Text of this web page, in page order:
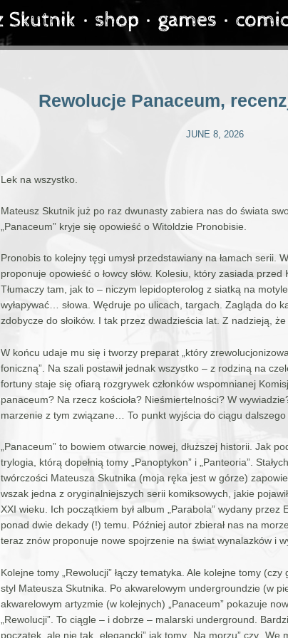
Rewolucje Panaceum,
JUNE 8, 2026
Lek na wszystko.
Mateusz Skutnik już po raz dwunasty zabiera nas do świata
„Panaceum” kryje się opowieść o Witoldzie Pronobisie.
Pronobis to kolejny tęgi umysł przedstawiany na łamach serii.
proponuje opowieść o łowcy słów. Kolesiu, który zasiada
Tłumaczy tam, jak to – niczym lepidopterolog z siatką na
wyłapywać… słowa. Wędruje po ulicach, targach. Zagląda do
zdobycze do słoików. I tak przez dwadzieścia lat. Z nadzieją,
W końcu udaje mu się i tworzy preparat „który
foniczną”. Na szali postawił jednak wszystko – z rodziną na
fortuny staje się ofiarą rozgrywek członków wspomnianej
panaceum? Na rzecz kościoła? Nieśmiertelności? W
marzenie z tym związane… To punkt wyjścia do ciągu dalszego
„Panaceum” to bowiem otwarcie nowej, dłuższej historii. Jak
trylogia, którą dopełnią tomy „Panoptykon” i „Panteoria”.
twórczości Mateusza Skutnika (moja ręka jest w górze)
wszak jedna z oryginalniejszych serii komiksowych, jakie
XXI wieku. Ich początkiem był album „Parabola” wydany przez
ponad dwie dekady (!) temu. Później autor zbierał nas na
teraz znów proponuje nowe spojrzenie na świat wynalazków i
Kolejne tomy „Rewolucji” łączy tematyka. Ale kolejne tomy
styl Mateusza Skutnika. Po akwarelowym undergroundzie (w
akwarelowym artyzmie (w kolejnych) „Panaceum” pokazuje
„Rewolucji”. To ciągle – i dobrze – malarski underground.
początek, ale nie tak „elegancki” jak tomy „Na morzu” czy „We